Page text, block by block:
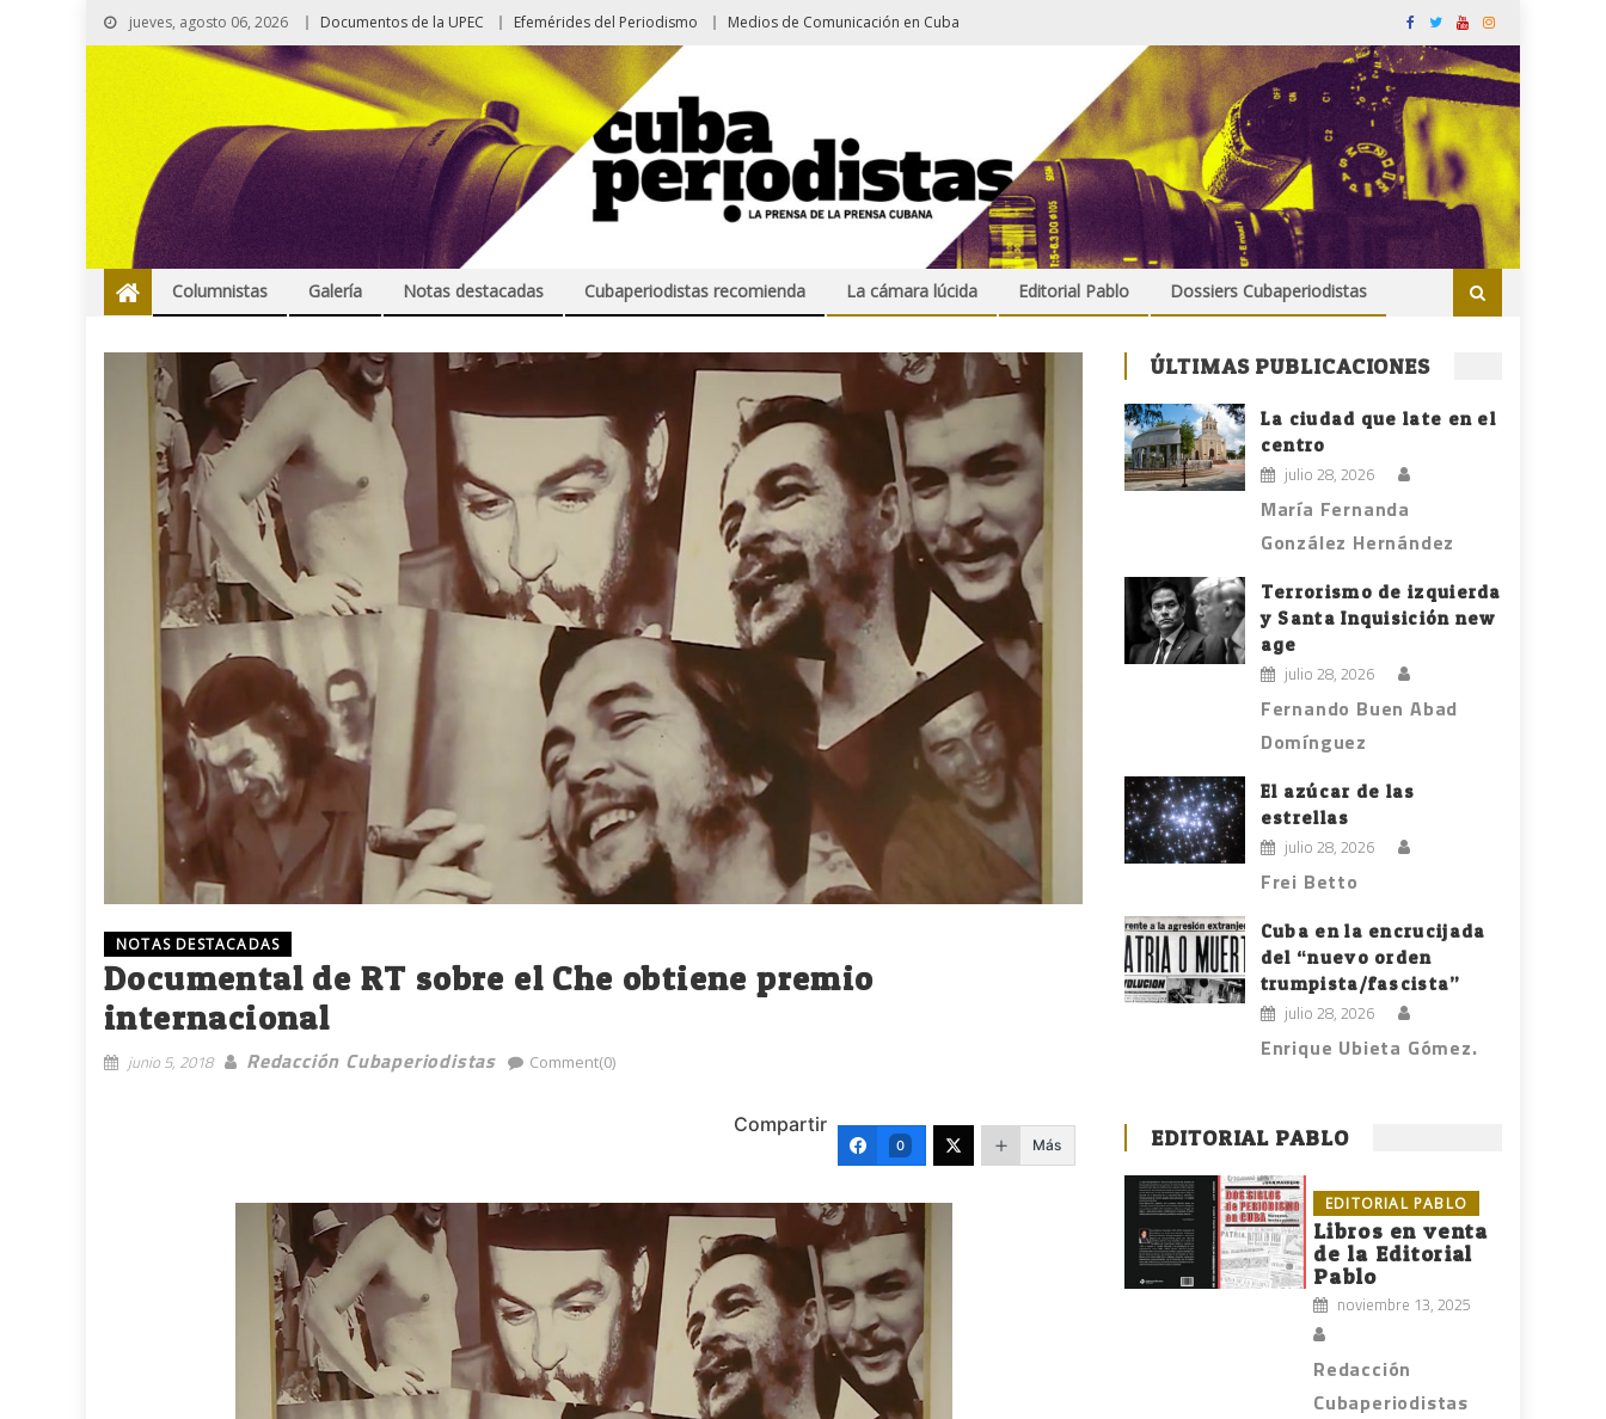
jueves, agosto 06, 2026 Documentos de la UPEC Efemérides del Periodismo Medios de Comunicación en Cuba
Columnistas Galería Notas destacadas Cubaperiodistas recomienda La cámara lúcida Editorial Pablo Dossiers Cubaperiodistas
NOTAS DESTACADAS
Documental de RT sobre el Che obtiene premio
internacional
junio 5, 2018 Redacción Cubaperiodistas Comment(0)
Compartir
0 Más
ÚLTIMAS PUBLICACIONES
La ciudad que late en el
centro
julio 28, 2026
María Fernanda
González Hernández
Terrorismo de izquierda
y Santa Inquisición new
age
julio 28, 2026
Fernando Buen Abad
Domínguez
El azúcar de las
estrellas
julio 28, 2026
Frei Betto
Cuba en la encrucijada
del “nuevo orden
trumpista/fascista”
julio 28, 2026
Enrique Ubieta Gómez.
EDITORIAL PABLO
EDITORIAL PABLO
Libros en venta
de la Editorial
Pablo
noviembre 13, 2025
Redacción
Cubaperiodistas